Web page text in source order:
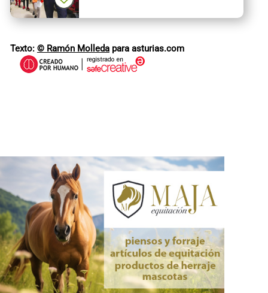
Texto: © Ramón Molleda para asturias.com